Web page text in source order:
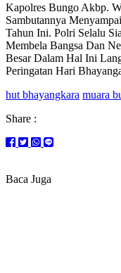
Kapolres Bungo Akbp.
Sambutannya
Tahun Ini. Polri Selalu
Membela Bangsa Dan
Besar Dalam Hal Ini
Peringatan Hari
hut bhayangkara muara
Share :
Baca Juga